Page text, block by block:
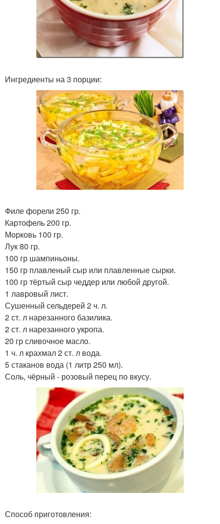
Ингредиенты на 3 порции:
Филе форели 250 гр.
Картофель 200 гр.
Морковь 100 гр.
Лук 80 гр.
100 гр шампиньоны.
150 гр плавленый сыр или плавленные сырки.
100 гр тёртый сыр чеддер или любой другой.
1 лавровый лист.
Сушенный сельдерей 2 ч. л.
2 ст. л нарезанного базилика.
2 ст. л нарезанного укропа.
20 гр сливочное масло.
1 ч. л крахмал 2 ст. л вода.
5 стаканов вода (1 литр 250 мл).
Соль, чёрный - розовый перец по вкусу.
Способ приготовления: